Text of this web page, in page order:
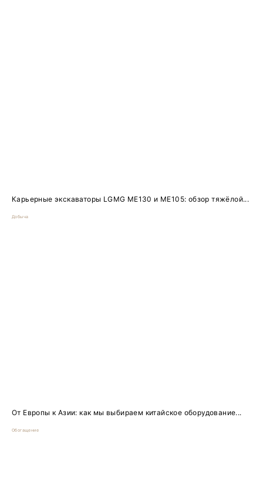
Карьерные экскаваторы LGMG ME130 и ME105: обзор тяжёлой...
Добыча
От Европы к Азии: как мы выбираем китайское оборудование...
Обогащение